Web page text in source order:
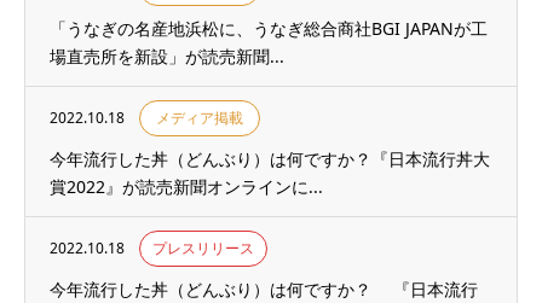
「うなぎの名産地浜松に、うなぎ総合商社BGI JAPANが工
場直売所を新設」が読売新聞...
2022.10.18 メディア掲載
今年流行した丼（どんぶり）は何ですか？『日本流行丼大
賞2022』が読売新聞オンラインに...
2022.10.18 プレスリリース
今年流行した丼（どんぶり）は何ですか？ 『日本流行